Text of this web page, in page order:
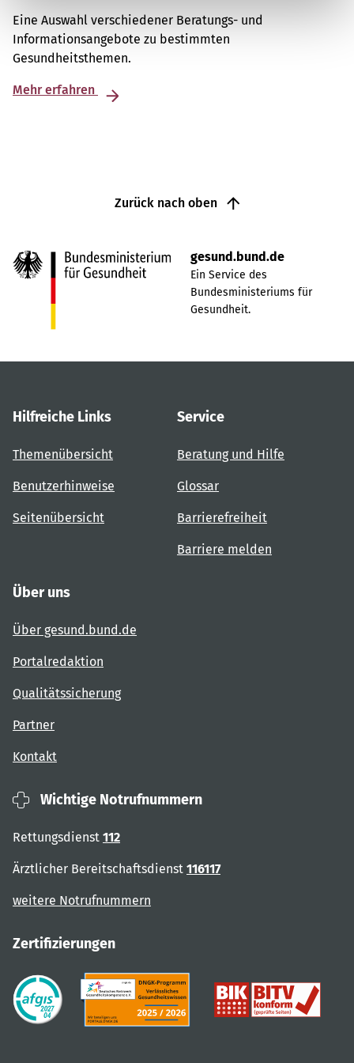
Eine Auswahl verschiedener Beratungs- und
Informationsangebote zu bestimmten
Gesundheitsthemen.
Mehr erfahren
Zurück nach oben
gesund.bund.de
Ein Service des
Bundesministeriums für
Gesundheit.
Hilfreiche Links
Themenübersicht
Benutzerhinweise
Seitenübersicht
Service
Beratung und Hilfe
Glossar
Barrierefreiheit
Barriere melden
Über uns
Über gesund.bund.de
Portalredaktion
Qualitätssicherung
Partner
Kontakt
Wichtige Notrufnummern
Rettungsdienst 112
Ärztlicher Bereitschaftsdienst 116117
weitere Notrufnummern
Zertifizierungen